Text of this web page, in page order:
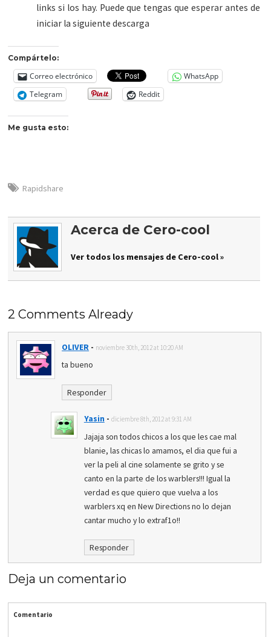
links si los hay. Puede que tengas que esperar antes de
iniciar la siguiente descarga
Compártelo:
Correo electrónico
WhatsApp
Telegram
Reddit
Me gusta esto:
Rapidshare
Acerca de Cero-cool
Ver todos los mensajes de Cero-cool »
2 Comments Already
OLIVER - noviembre 30th, 2012 at 10:20 AM
ta bueno
Responder
Yasin - diciembre 8th, 2012 at 9:31 AM
Jajaja son todos chicos a los que les cae mal
blanie, las chicas lo amamos, el dia que fui a
ver la peli al cine solamente se grito y se
canto en la parte de los warblers!!! Igual la
verdad es que quiero que vuelva a los
warblers xq en New Directions no lo dejan
cantar mucho y lo extraf1o!!
Responder
Deja un comentario
Comentario